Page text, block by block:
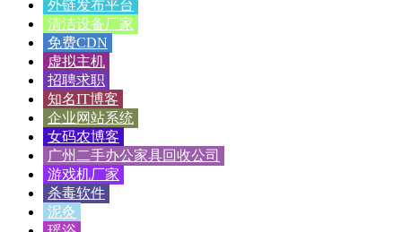
外链发布平台
清洁设备厂家
免费CDN
虚拟主机
招聘求职
知名IT博客
企业网站系统
女码农博客
广州二手办公家具回收公司
游戏机厂家
杀毒软件
泥灸